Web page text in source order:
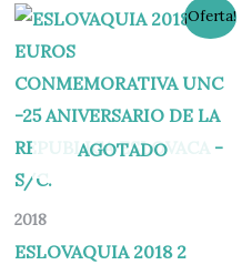
¡Oferta!
AGOTADO
2018
ESLOVAQUIA 2018 2
El
precio
original
era:
4,95 €.
El
precio
es:
3,95 €.